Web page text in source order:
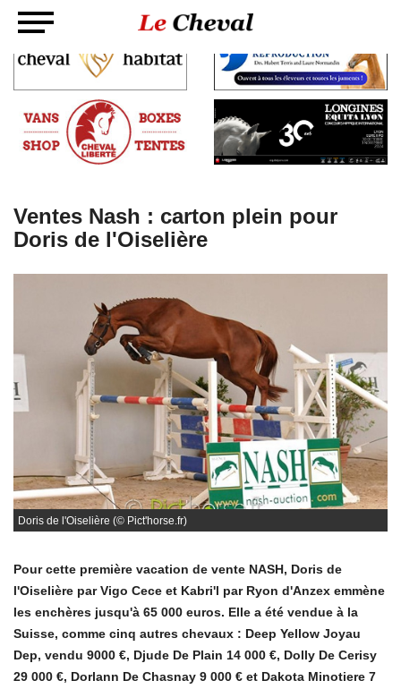
Ventes Nash : carton plein pour
Doris de l'Oiselière
Doris de l'Oiselière (© Pict'horse.fr)
Pour cette première vacation de vente NASH, Doris de
l'Oiselière par Vigo Cece et Kabri'l par Ryon d'Anzex emmène
les enchères jusqu'à 65 000 euros. Elle a été vendue à la
Suisse, comme cinq autres chevaux : Deep Yellow Joyau
Dep, vendu 9000 €, Djude De Plain 14 000 €, Dolly De Cerisy
29 000 €, Dorlann De Chasnay 9 000 € et Dakota Minotiere 7